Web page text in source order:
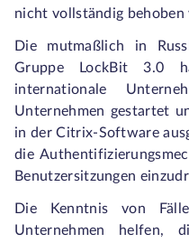
nicht vollständig behoben
Die mutmaßlich in
Gruppe LockBit 3.0
internationale
Unternehmen gestartet
in der Citrix-Software
die
Benutzersitzungen
Die Kenntnis von
Unternehmen helfen,